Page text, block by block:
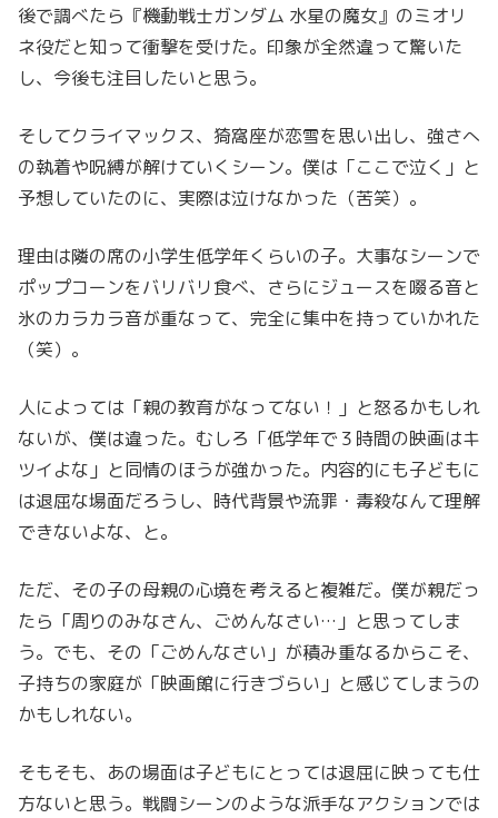
後で調べたら『機動戦士ガンダム 水星の魔女』のミオリ
ネ役だと知って衝撃を受けた。印象が全然違って驚いた
し、今後も注目したいと思う。
そしてクライマックス、猗窩座が恋雪を思い出し、強さへ
の執着や呪縛が解けていくシーン。僕は「ここで泣く」と
予想していたのに、実際は泣けなかった（苦笑）。
理由は隣の席の小学生低学年くらいの子。大事なシーンで
ポップコーンをバリバリ食べ、さらにジュースを啜る音と
氷のカラカラ音が重なって、完全に集中を持っていかれた
（笑）。
人によっては「親の教育がなってない！」と怒るかもしれ
ないが、僕は違った。むしろ「低学年で３時間の映画はキ
ツイよな」と同情のほうが強かった。内容的にも子どもに
は退屈な場面だろうし、時代背景や流罪・毒殺なんて理解
できないよな、と。
ただ、その子の母親の心境を考えると複雑だ。僕が親だっ
たら「周りのみなさん、ごめんなさい…」と思ってしま
う。でも、その「ごめんなさい」が積み重なるからこそ、
子持ちの家庭が「映画館に行きづらい」と感じてしまうの
かもしれない。
そもそも、あの場面は子どもにとっては退屈に映っても仕
方ないと思う。戦闘シーンのような派手なアクションでは